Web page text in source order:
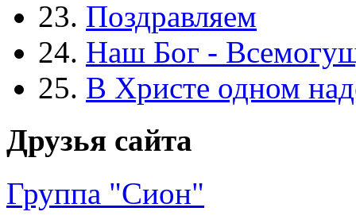
23. Поздравляем
24. Наш Бог -
25. В Христе одном
Друзья сайта
Группа "Сион"